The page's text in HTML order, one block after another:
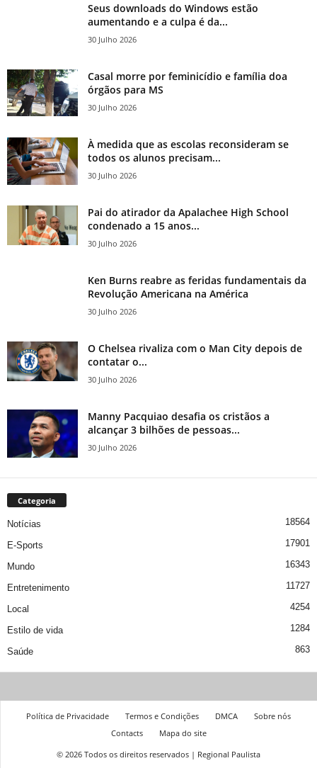
Seus downloads do Windows estão
aumentando e a culpa é da...
30 Julho 2026
Casal morre por feminicídio e família doa
órgãos para MS
30 Julho 2026
À medida que as escolas reconsideram se
todos os alunos precisam...
30 Julho 2026
Pai do atirador da Apalachee High School
condenado a 15 anos...
30 Julho 2026
Ken Burns reabre as feridas fundamentais da
Revolução Americana na América
30 Julho 2026
O Chelsea rivaliza com o Man City depois de
contatar o...
30 Julho 2026
Manny Pacquiao desafia os cristãos a
alcançar 3 bilhões de pessoas...
30 Julho 2026
Categoria
Notícias 18564
E-Sports 17901
Mundo 16343
Entretenimento 11727
Local 4254
Estilo de vida 1284
Saúde 863
Política de Privacidade Termos e Condições DMCA
Sobre nós
Contacts
Mapa do site
© 2026 Todos os direitos reservados | Regional Paulista